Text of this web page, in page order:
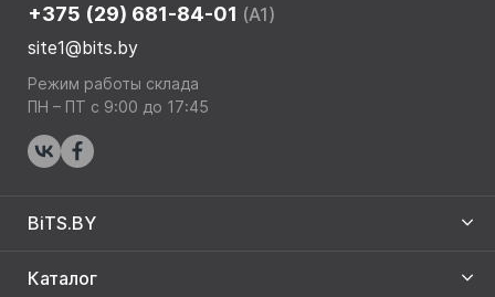
+375 (29) 681-84-01 (A1)
site1@bits.by
Режим работы склада
ПН – ПТ с 9:00 до 17:45
BiTS.BY
Каталог